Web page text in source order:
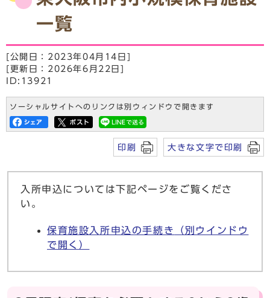
一覧
[公開日：2023年04月14日]
[更新日：2026年6月22日]
ID:13921
ソーシャルサイトへのリンクは別ウィンドウで開きます
印刷 大きな文字で印刷
入所申込については下記ページをご覧くださ
い。
保育施設入所申込の手続き
（別ウインドウ
で開く）